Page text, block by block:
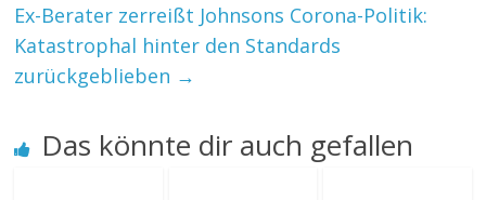
Ex-Berater zerreißt Johnsons Corona-Politik:
Katastrophal hinter den Standards
zurückgeblieben →
Das könnte dir auch gefallen